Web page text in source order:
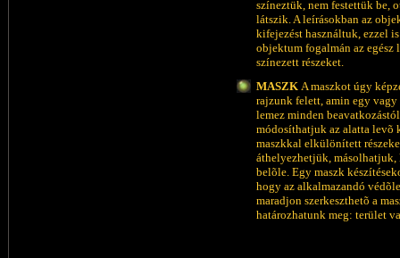
színeztük, nem festettük be,
látszik. A leírásokban az
kifejezést használtuk, ezzel
objektum fogalmán az egész
színezett részeket.
MASZK A maszkot úgy
rajzunk felett, amin egy
lemez minden
módosíthatjuk az alatta levõ
maszkkal elkülönített
áthelyezhetjük,
belõle. Egy maszk
hogy az alkalmazandó
maradjon szerkeszthetõ a
határozhatunk meg: terület